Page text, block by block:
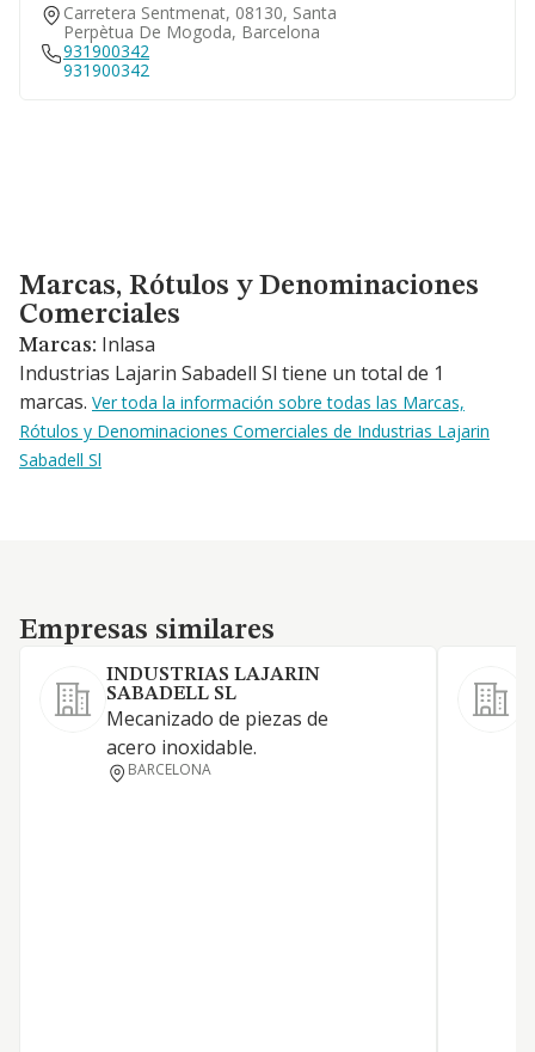
Carretera Sentmenat, 08130, Santa
Perpètua De Mogoda, Barcelona
931900342
931900342
Marcas, Rótulos y Denominaciones Comerciales
Marcas, Rótulos y Denominaciones
Comerciales
Marcas: Inlasa
Industrias Lajarin Sabadell Sl tiene un total de 1
marcas. Ver toda la información sobre todas las Marcas,
Rótulos y Denominaciones Comerciales de Industrias Lajarin
Sabadell Sl
Empresas similares
Empresas similares
INDUSTRIAS LAJARIN
SABADELL SL
Mecanizado de piezas de
acero inoxidable.
BARCELONA